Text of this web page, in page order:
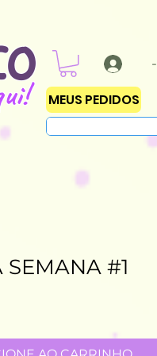
-
MEUS PEDIDOS
SEMANA #1